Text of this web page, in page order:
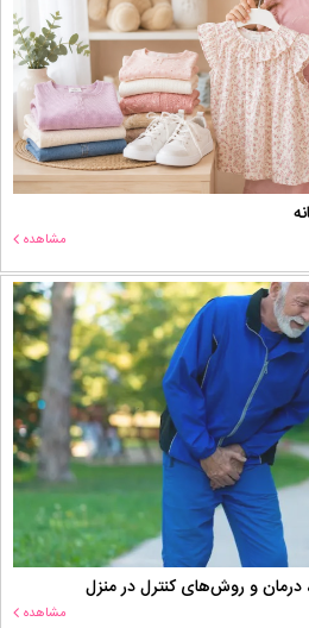
مشاهده
درمان و روش‌های کنترل در منزل
مشاهده